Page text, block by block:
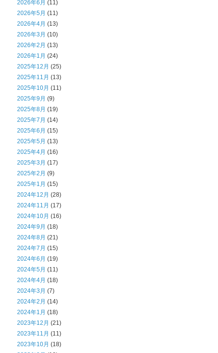
2026年6月 (11)
2026年5月 (11)
2026年4月 (13)
2026年3月 (10)
2026年2月 (13)
2026年1月 (24)
2025年12月 (25)
2025年11月 (13)
2025年10月 (11)
2025年9月 (9)
2025年8月 (19)
2025年7月 (14)
2025年6月 (15)
2025年5月 (13)
2025年4月 (16)
2025年3月 (17)
2025年2月 (9)
2025年1月 (15)
2024年12月 (28)
2024年11月 (17)
2024年10月 (16)
2024年9月 (18)
2024年8月 (21)
2024年7月 (15)
2024年6月 (19)
2024年5月 (11)
2024年4月 (18)
2024年3月 (7)
2024年2月 (14)
2024年1月 (18)
2023年12月 (21)
2023年11月 (11)
2023年10月 (18)